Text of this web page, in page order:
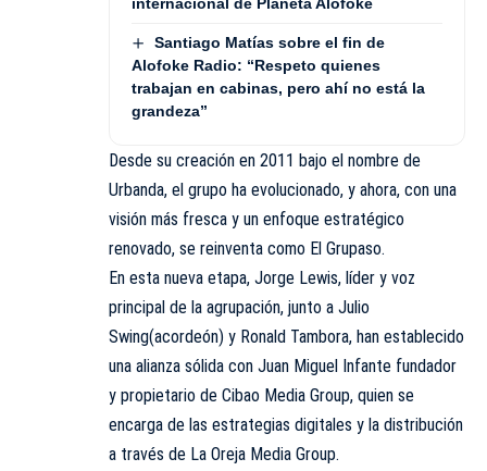
Santiago Matías sobre el fin de
Alofoke Radio: “Respeto quienes
trabajan en cabinas, pero ahí no está la
grandeza”
Desde su creación en 2011 bajo el nombre de
Urbanda, el grupo ha evolucionado, y ahora, con una
visión más fresca y un enfoque estratégico
renovado, se reinventa como El Grupaso.
En esta nueva etapa, Jorge Lewis, líder y voz
principal de la agrupación, junto a Julio
Swing(acordeón) y Ronald Tambora, han establecido
una alianza sólida con Juan Miguel Infante fundador
y propietario de Cibao Media Group, quien se
encarga de las estrategias digitales y la distribución
a través de La Oreja Media Group.